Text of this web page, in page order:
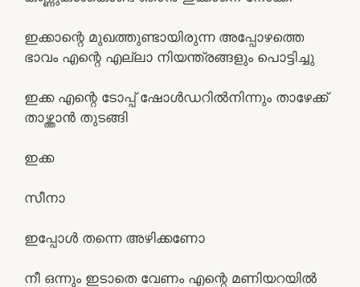
ഇക്കാന്റെ മുഖത്തുണ്ടായിരുന്ന അപ്പോഴത്തെ
ഭാവം എന്റെ എല്ലാ നിയന്ത്രങ്ങളും പൊട്ടിച്ചു
ഇക്ക എന്റെ ടോപ്പ് ഷോൾഡറിൽനിന്നും താഴേക്ക്
താഴ്ത്താൻ തുടങ്ങി
ഇക്ക
സീനാ
ഇപ്പോൾ തന്നെ അഴിക്കണോ
നീ ഒന്നും ഇടാതെ വേണം എന്റെ മണിയറയിൽ